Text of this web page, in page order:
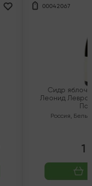
00042067
Сидр
Леонид
Россия, Белый
1